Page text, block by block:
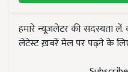
हमारे न्यूज़लेटर की सदस्यता
लेटेस्ट ख़बरें मेल पर पढ़ने के